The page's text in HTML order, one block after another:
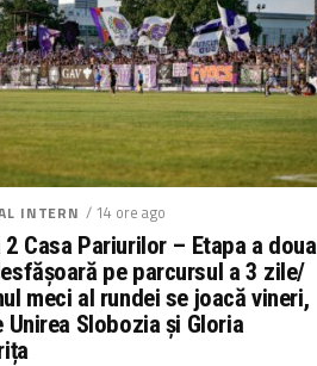
INTERN / 14 ore ago
2 Casa Pariurilor – Etapa a doua
pe parcursul a 3 zile/
meci al rundei se joacă vineri,
Unirea Slobozia și Gloria